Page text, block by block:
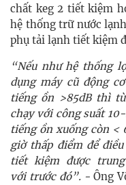
chất keg 2 tiết kiệm
hệ thống trữ nước
phụ tải lạnh tiết kiệm
“Nếu như hệ thống
dụng máy cũ động
tiếng ồn >85dB thì
chạy với công suất
tiếng ồn xuống còn <
giờ thấp điểm để
tiết kiệm được
với trước đó”. - Ông